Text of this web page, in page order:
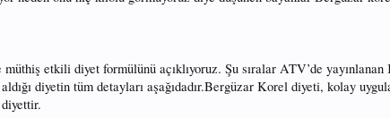
etkili diyet formülünü açıklıyoruz. Şu sıralar ATV’de
diyetin tüm detayları aşağıdadır.Bergüzar Korel diyeti, kolay